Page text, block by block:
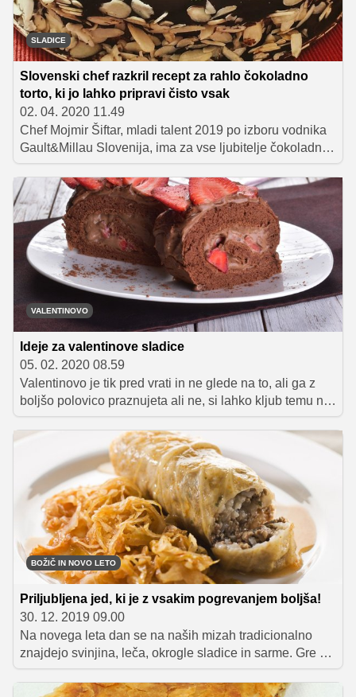
SLADICE
Slovenski chef razkril recept za rahlo čokoladno
torto, ki jo lahko pripravi čisto vsak
02. 04. 2020 11.49
Chef Mojmir Šiftar, mladi talent 2019 po izboru vodnika
Gault&Millau Slovenija, ima za vse ljubitelje čokoladnih
poslastic odličen recept za rahlo čokoladno torto, ki jo
lahko doma pripravi čisto vsak. S slastno tortico se je za
svoj rojstni dan posladkal tudi sam, okrasil pa jo je s
čudovitimi pomladnimi cvetlicami.
VALENTINOVO
Ideje za valentinove sladice
05. 02. 2020 08.59
Valentinovo je tik pred vrati in ne glede na to, ali ga z
boljšo polovico praznujeta ali ne, si lahko kljub temu na
ta dan ali večer pripravita kakšno sladko presenečenje.
Tokrat predstavljamo nekaj idej, kjer imajo glavno vlogo
čokolada in jagode. Ideje lahko uporabita tudi za vajino
obletnico, rojstni dan ali kakšno drugo pomembno
obeležbo. Želimo vam sladko valentinovo!
BOŽIČ IN NOVO LETO
Priljubljena jed, ki je z vsakim pogrevanjem boljša!
30. 12. 2019 09.00
Na novega leta dan se na naših mizah tradicionalno
znajdejo svinjina, leča, okrogle sladice in sarme. Gre za
jedi, ki naj bi imele v naslednjih 365 dneh močan vpliv
na srečo in blaginjo, sarme pa imajo poleg tega tudi